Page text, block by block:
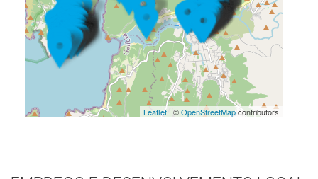
Leaflet| ©OpenStreetMapcontributors